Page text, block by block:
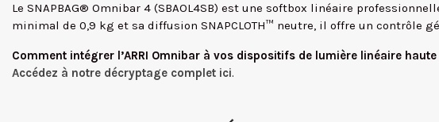
Le SNAPBAG® Omnibar 4 (SBAOL4SB) est une softbox linéaire
minimal de 0,9 kg et sa diffusion SNAPCLOTH™ neutre, il offre un contrôle
Comment intégrer l’ARRI Omnibar à vos dispositifs de lumière linéaire
Accédez à notre décryptage complet ici.